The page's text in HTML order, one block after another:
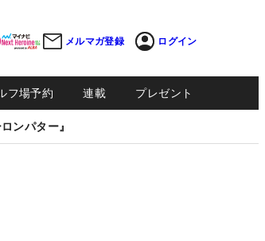
メルマガ登録 ログイン
フ場予約 連載 プレゼント
ンパター』